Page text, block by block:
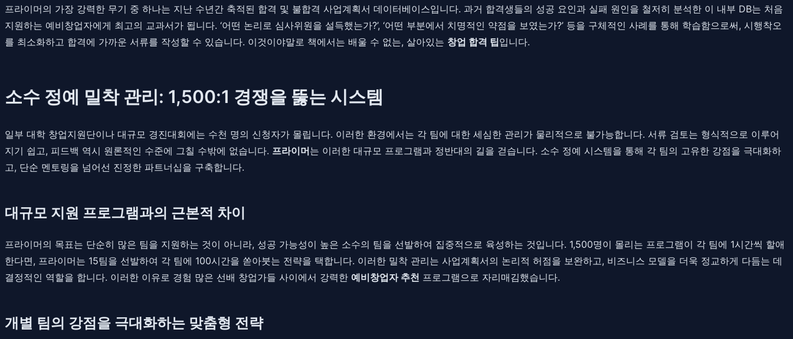
프라이머의 가장 강력한 무기 중 하나는 지난 수년간 축적된 합격 및 불합격 사업계획서 데이터베이스입니다. 과거 합격생들의 성공 요인과 실패 원인을 철저히 분석한 이 내부 DB는 처음
지원하는 예비창업자에게 최고의 교과서가 됩니다. ‘어떤 논리로 심사위원을 설득했는가?’, ‘어떤 부분에서 치명적인 약점을 보였는가?’ 등을 구체적인 사례를 통해 학습함으로써, 시행착오
를 최소화하고 합격에 가까운 서류를 작성할 수 있습니다. 이것이야말로 책에서는 배울 수 없는, 살아있는 창업 합격 팁입니다.
소수 정예 밀착 관리: 1,500:1 경쟁을 뚫는 시스템
일부 대학 창업지원단이나 대규모 경진대회에는 수천 명의 신청자가 몰립니다. 이러한 환경에서는 각 팀에 대한 세심한 관리가 물리적으로 불가능합니다. 서류 검토는 형식적으로 이루어
지기 쉽고, 피드백 역시 원론적인 수준에 그칠 수밖에 없습니다. 프라이머는 이러한 대규모 프로그램과 정반대의 길을 걷습니다. 소수 정예 시스템을 통해 각 팀의 고유한 강점을 극대화하
고, 단순 멘토링을 넘어선 진정한 파트너십을 구축합니다.
대규모 지원 프로그램과의 근본적 차이
프라이머의 목표는 단순히 많은 팀을 지원하는 것이 아니라, 성공 가능성이 높은 소수의 팀을 선발하여 집중적으로 육성하는 것입니다. 1,500명이 몰리는 프로그램이 각 팀에 1시간씩 할애
한다면, 프라이머는 15팀을 선발하여 각 팀에 100시간을 쏟아붓는 전략을 택합니다. 이러한 밀착 관리는 사업계획서의 논리적 허점을 보완하고, 비즈니스 모델을 더욱 정교하게 다듬는 데
결정적인 역할을 합니다. 이러한 이유로 경험 많은 선배 창업가들 사이에서 강력한 예비창업자 추천 프로그램으로 자리매김했습니다.
개별 팀의 강점을 극대화하는 맞춤형 전략